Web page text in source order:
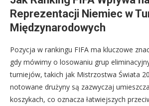
Reprezentacji Niemiec w
Międzynarodowych
Pozycja w rankingu FIFA ma kluczowe
gdy mówimy o losowaniu grup
turniejów, takich jak Mistrzostwa Świata
notowane drużyny są zazwyczaj
koszykach, co oznacza łatwiejszych